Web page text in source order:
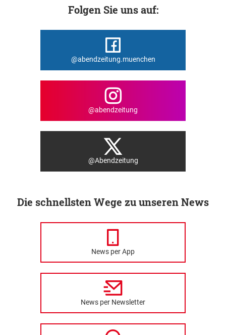
Folgen Sie uns auf:
@abendzeitung.muenchen
@abendzeitung
@Abendzeitung
Die schnellsten Wege zu unseren News
News per App
News per Newsletter